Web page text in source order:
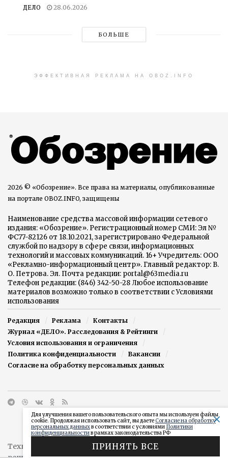
ДЕЛО 28.06.2026
БОЛЬШЕ
ЭФФЕКТИВНАЯ РЕКЛАМА НА OBOZ.INFO
2026 © «Обозрение». Все права на материалы, опубликованные
на портале OBOZ.INFO, защищены
Наименование средства массовой информации сетевого
издания: «Обозрение». Регистрационный номер СМИ: Эл №
ФС77-82126 от 18.10.2021, зарегистрировано Федеральной
службой по надзору в сфере связи, информационных
технологий и массовых коммуникаций. 16+ Учредитель: ООО
«Рекламно-информационный центр». Главный редактор: В.
О. Петрова. Эл. Почта редакции: portal@63media.ru
Телефон редакции: (846) 342-50-28 Любое использование
материалов возможно только в соответствии с Условиями
использования
Редакция Реклама
Контакты
Журнал «ДЕЛО». Расследования & Рейтинги
Условия использования и ограничения
Политика конфиденциальности
Вакансии
Согласие на обработку персональных данных
Техническая поддержка сайта от агентства
Для улучшения вашего пользовательского опыта мы используем файлы
cookie. Продолжая использовать сайт, вы даетеСогласие на обработку
персональных данныхв соответствии с условиями Политики
конфиденциальностив рамках законодательства РФ
ПРИНЯТЬ ВСЕ